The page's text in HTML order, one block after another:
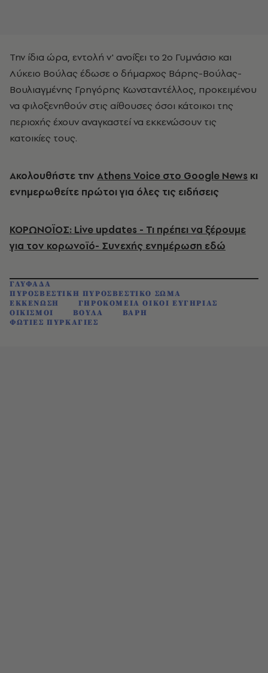
Την ίδια ώρα, εντολή ν' ανοίξει το 2ο Γυμνάσιο και
Λύκειο Βούλας έδωσε ο δήμαρχος Βάρης-Βούλας-
Βουλιαγμένης Γρηγόρης Κωνσταντέλλος, προκειμένου
να φιλοξενηθούν στις αίθουσες όσοι κάτοικοι της
περιοχής έχουν αναγκαστεί να εκκενώσουν τις
κατοικίες τους.
Ακολουθήστε την Athens Voice στο Google News κι
ενημερωθείτε πρώτοι για όλες τις ειδήσεις
ΚΟΡΩΝΟΪΟΣ: Live updates - Τι πρέπει να ξέρουμε
για τον κορωνοϊό- Συνεχής ενημέρωση εδώ
ΓΛΥΦΑΔΑ
ΠΥΡΟΣΒΕΣΤΙΚΗ ΠΥΡΟΣΒΕΣΤΙΚΟ ΣΩΜΑ
ΕΚΚΕΝΩΣΗ
ΓΗΡΟΚΟΜΕΙΑ ΟΙΚΟΙ ΕΥΓΗΡΙΑΣ
ΟΙΚΙΣΜΟΙ
ΒΟΥΛΑ
ΒΑΡΗ
ΦΩΤΙΕΣ ΠΥΡΚΑΓΙΕΣ